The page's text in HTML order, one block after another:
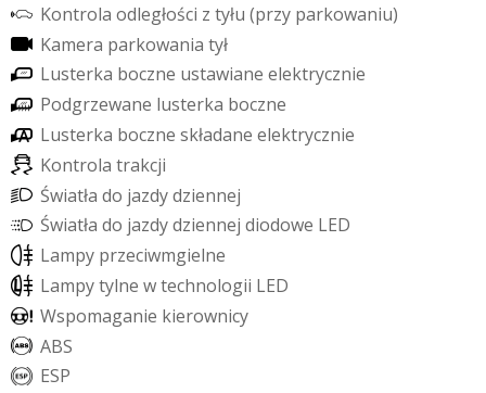
Kontrola odległości z tyłu (przy parkowaniu)
Kamera parkowania tył
Lusterka boczne ustawiane elektrycznie
Podgrzewane lusterka boczne
Lusterka boczne składane elektrycznie
Kontrola trakcji
Światła do jazdydziennej
Światła do jazdydziennej diodowe LED
Lampy przeciwmgielne
Lampytylne wtechnologii LED
Wspomaganie kierownicy
ABS
ESP